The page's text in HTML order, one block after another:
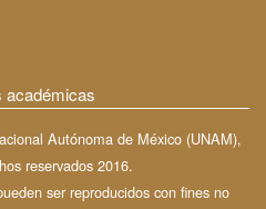
académicas
Autónoma de México (UNAM),
reservados 2016.
ser reproducidos con fines no